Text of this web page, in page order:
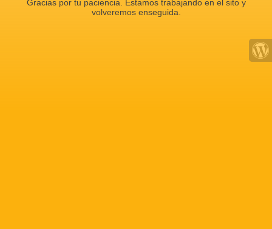
Gracias por tu paciencia. Estamos trabajando en el sito y
volveremos enseguida.